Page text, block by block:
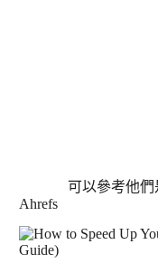
可以參考他
Ahrefs